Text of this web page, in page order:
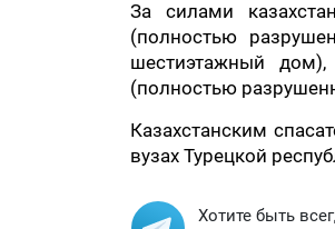
За силами
(полностью
шестиэтажный
(полностью
Казахстанским
вузах Турецкой
Хотите быть